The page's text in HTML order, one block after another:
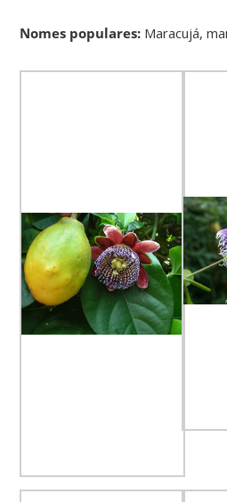
Nomes populares: Maracujá,